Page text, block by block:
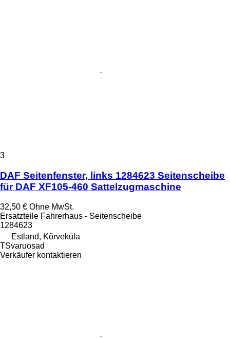
3
DAF Seitenfenster, links 1284623 Seitenscheibe
für DAF XF105-460 Sattelzugmaschine
32,50 € Ohne MwSt.
Ersatzteile Fahrerhaus - Seitenscheibe
1284623
Estland, Kõrveküla
TSvaruosad
Verkäufer kontaktieren